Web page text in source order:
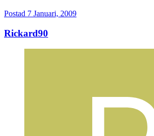
Postad 7 Januari, 2009
Rickard90